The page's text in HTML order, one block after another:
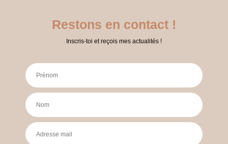
Restons en contact !
Inscris-toi et reçois mes actualités !